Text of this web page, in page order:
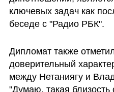
ключевых задач как
беседе с "Радио РБК".
Дипломат также
доверительный
между Нетаниягу и
"Думаю, такая близость